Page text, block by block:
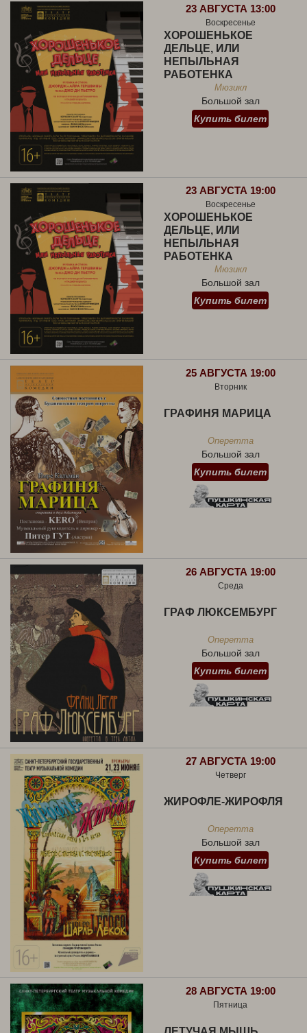
23 АВГУСТА 13:00
Воскресенье
ХОРОШЕНЬКОЕ
ДЕЛЬЦЕ, ИЛИ
НЕПЫЛЬНАЯ
РАБОТЕНКА
Мюзикл
Большой зал
Купить билет
23 АВГУСТА 19:00
Воскресенье
ХОРОШЕНЬКОЕ
ДЕЛЬЦЕ, ИЛИ
НЕПЫЛЬНАЯ
РАБОТЕНКА
Мюзикл
Большой зал
Купить билет
25 АВГУСТА 19:00
Вторник
ГРАФИНЯ МАРИЦА
Оперетта
Большой зал
Купить билет
26 АВГУСТА 19:00
Среда
ГРАФ ЛЮКСЕМБУРГ
Оперетта
Большой зал
Купить билет
27 АВГУСТА 19:00
Четверг
ЖИРОФЛЕ-ЖИРОФЛЯ
Оперетта
Большой зал
Купить билет
28 АВГУСТА 19:00
Пятница